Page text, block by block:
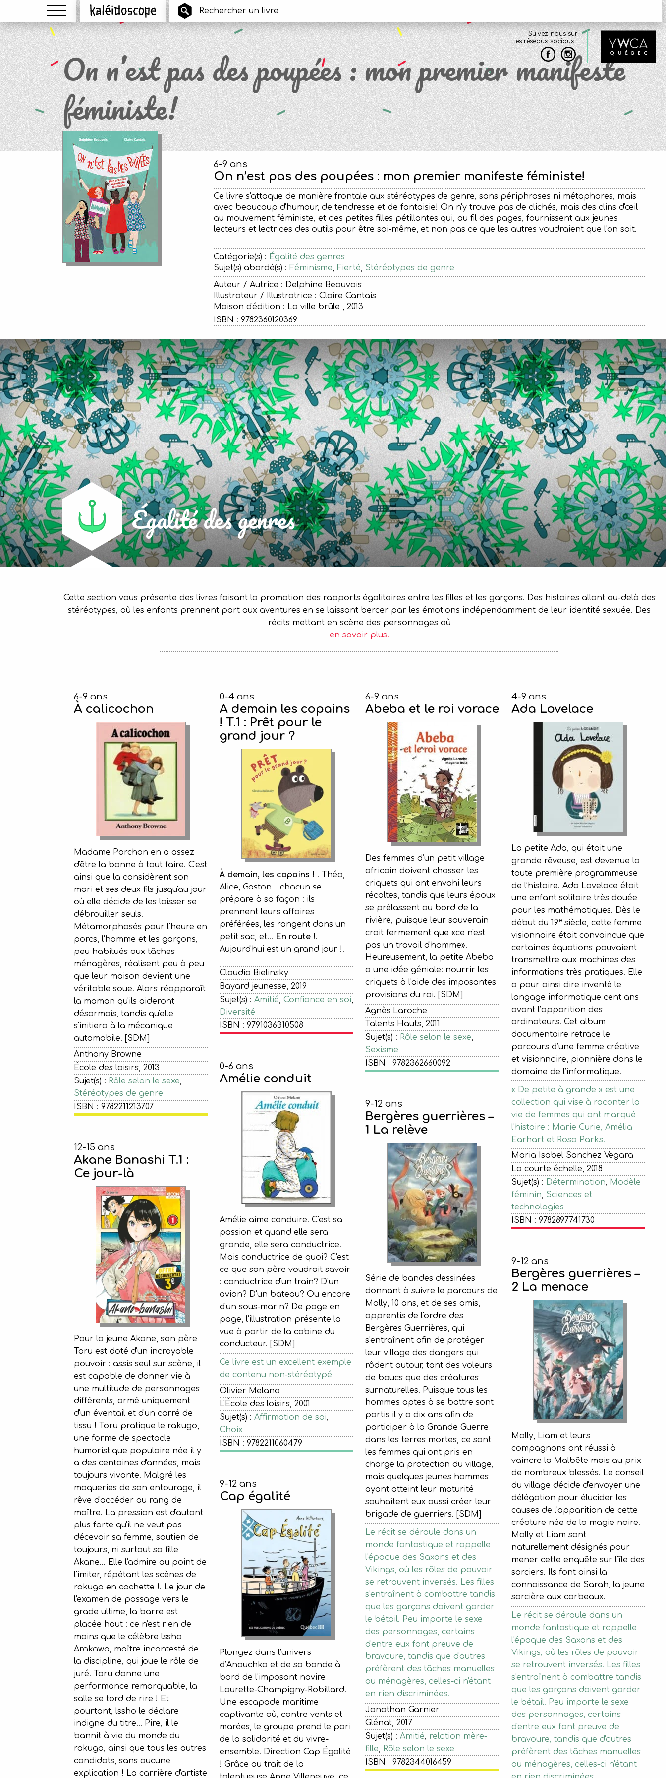
Menu Kaléidoscope
Suivez-nous sur
les réseaux sociaux :
On n’est pas des poupées : mon premier manifeste
féministe!
6-9 ans
On n’est pas des poupées : mon premier manifeste féministe!
Ce livre s'attaque de manière frontale aux stéréotypes de genre, sans périphrases ni métaphores, mais
avec beaucoup d'humour, de tendresse et de fantaisie! On n'y trouve pas de clichés, mais des clins d'œil
au mouvement féministe, et des petites filles pétillantes qui, au fil des pages, fournissent aux jeunes
lecteurs et lectrices des outils pour être soi-même, et non pas ce que les autres voudraient que l'on soit.
Catégorie(s) : Égalité des genres
Sujet(s) abordé(s) : Féminisme, Fierté, Stéréotypes de genre
Auteur / Autrice : Delphine Beauvois
Illustrateur / Illustratrice : Claire Cantais
Maison d'édition : La ville brûle , 2013
ISBN : 9782360120369
Égalité des genres
Cette section vous présente des livres faisant la promotion des rapports égalitaires entre les filles et les garçons. Des histoires allant au-delà des
stéréotypes, où les enfants prennent part aux aventures en se laissant bercer par les émotions indépendamment de leur identité sexuée. Des
récits mettant en scène des personnages où
en savoir plus.
6-9 ans
À calicochon
Madame Porchon en a assez
d'être la bonne à tout faire. C'est
ainsi que la considèrent son
mari et ses deux fils jusqu'au jour
où elle décide de les laisser se
débrouiller seuls.
Métamorphosés pour l'heure en
porcs, l'homme et les garçons,
peu habitués aux tâches
ménagères, réalisent peu à peu
que leur maison devient une
véritable soue. Alors réapparaît
la maman qu'ils aideront
désormais, tandis qu'elle
s'initiera à la mécanique
automobile. [SDM]
Anthony Browne
École des loisirs, 2013
Sujet(s) : Rôle selon le sexe,
Stéréotypes de genre
ISBN : 9782211213707
0-4 ans
A demain les copains
! T.1 : Prêt pour le
grand jour ?
À demain, les copains ! . Théo,
Alice, Gaston... chacun se
prépare à sa façon : ils
prennent leurs affaires
préférées, les rangent dans un
petit sac, et... En route!.
Aujourd'hui est un grand jour !.
Claudia Bielinsky
Bayard jeunesse, 2019
Sujet(s) : Amitié, Confiance en soi,
Diversité
ISBN : 9791036310508
6-9 ans
Abeba et le roi vorace
Des femmes d’un petit village
africain doivent chasser les
criquets qui ont envahi leurs
récoltes, tandis que leurs époux
se prélassent au bord de la
rivière, puisque leur souverain
croit fermement que «ce n'est
pas un travail d'homme».
Heureusement, la petite Abeba
a une idée géniale: nourrir les
criquets à l'aide des imposantes
provisions du roi. [SDM]
Agnès Laroche
Talents Hauts, 2011
Sujet(s) : Rôle selon le sexe,
Sexisme
ISBN : 9782362660092
4-9 ans
Ada Lovelace
La petite Ada, qui était une
grande rêveuse, est devenue la
toute première programmeuse
de l’histoire. Ada Lovelace était
une enfant solitaire très douée
pour les mathématiques. Dès le
début du 19esiècle, cette femme
visionnaire était convaincue que
certaines équations pouvaient
transmettre aux machines des
informations très pratiques. Elle
a pour ainsi dire inventé le
langage informatique cent ans
avant l’apparition des
ordinateurs. Cet album
documentaire retrace le
parcours d’une femme créative
et visionnaire, pionnière dans le
domaine de l’informatique.
« De petite à grande » est une
collection qui vise à raconter la
vie de femmes qui ont marqué
l'histoire : Marie Curie, Amélia
Earhart et Rosa Parks.
Maria Isabel Sanchez Vegara
La courte échelle, 2018
Sujet(s) : Détermination, Modèle
féminin, Sciences et
technologies
ISBN : 9782897741730
12-15 ans
Akane Banashi T.1 :
Ce jour-là
Pour la jeune Akane, son père
Toru est doté d'un incroyable
pouvoir : assis seul sur scène, il
est capable de donner vie à
une multitude de personnages
différents, armé uniquement
d'un éventail et d'un carré de
tissu ! Toru pratique le rakugo,
une forme de spectacle
humoristique populaire née il y
a des centaines d'années, mais
toujours vivante. Malgré les
moqueries de son entourage, il
rêve d'accéder au rang de
maître. La pression est d'autant
plus forte qu'il ne veut pas
décevoir sa femme, soutien de
toujours, ni surtout sa fille
Akane... Elle l'admire au point de
l'imiter, répétant les scènes de
rakugo en cachette !. Le jour de
l'examen de passage vers le
grade ultime, la barre est
placée haut : ce n'est rien de
moins que le célèbre lssho
Arakawa, maître incontesté de
la discipline, qui joue le rôle de
juré. Toru donne une
performance remarquable, la
salle se tord de rire ! Et
pourtant, lssho le déclare
indigne du titre... Pire, il le
bannit à vie du monde du
rakugo, ainsi que tous les autres
candidats, sans aucune
explication ! La carrière d'artiste
0-6 ans
Amélie conduit
Amélie aime conduire. C'est sa
passion et quand elle sera
grande, elle sera conductrice.
Mais conductrice de quoi? C'est
ce que son père voudrait savoir
: conductrice d'un train? D'un
avion? D'un bateau? Ou encore
d'un sous-marin? De page en
page, l'illustration présente la
vue à partir de la cabine du
conducteur. [SDM]
Ce livre est un excellent exemple
de contenu non-stéréotypé.
Olivier Melano
L'École des loisirs, 2001
Sujet(s) : Affirmation de soi,
Choix
ISBN : 9782211060479
9-12 ans
Bergères guerrières –
1 La relève
Série de bandes dessinées
donnant à suivre le parcours de
Molly, 10 ans, et de ses amis,
apprentis de l'ordre des
Bergères Guerrières, qui
s'entraînent afin de protéger
leur village des dangers qui
rôdent autour, tant des voleurs
de boucs que des créatures
surnaturelles. Puisque tous les
hommes aptes à se battre sont
partis il y a dix ans afin de
participer à la Grande Guerre
dans les terres mortes, ce sont
les femmes qui ont pris en
charge la protection du village,
mais quelques jeunes hommes
ayant atteint leur maturité
souhaitent eux aussi créer leur
brigade de guerriers. [SDM]
Le récit se déroule dans un
monde fantastique et rappelle
l'époque des Saxons et des
Vikings, où les rôles de pouvoir
se retrouvent inversés. Les filles
s'entraînent à combattre tandis
que les garçons doivent garder
le bétail. Peu importe le sexe
des personnages, certains
d'entre eux font preuve de
bravoure, tandis que d'autres
préfèrent des tâches manuelles
ou ménagères, celles-ci n'étant
en rien discriminées.
Jonathan Garnier
Glénat, 2017
Sujet(s) : Amitié, relation mère-
fille, Rôle selon le sexe
ISBN : 9782344016459
9-12 ans
Bergères guerrières –
2 La menace
Molly, Liam et leurs
compagnons ont réussi à
vaincre la Malbête mais au prix
de nombreux blessés. Le conseil
du village décide d'envoyer une
délégation pour élucider les
causes de l'apparition de cette
créature née de la magie noire.
Molly et Liam sont
naturellement désignés pour
mener cette enquête sur l'île des
sorciers. Ils font ainsi la
connaissance de Sarah, la jeune
sorcière aux corbeaux.
Le récit se déroule dans un
monde fantastique et rappelle
l'époque des Saxons et des
Vikings, où les rôles de pouvoir
se retrouvent inversés. Les filles
s'entraînent à combattre tandis
que les garçons doivent garder
le bétail. Peu importe le sexe
des personnages, certains
d'entre eux font preuve de
bravoure, tandis que d'autres
préfèrent des tâches manuelles
ou ménagères, celles-ci n'étant
9-12 ans
Cap égalité
Plongez dans l’univers
d’Anouchka et de sa bande à
bord de l’imposant navire
Laurette-Champigny-Robillard.
Une escapade maritime
captivante où, contre vents et
marées, le groupe prend le pari
de la solidarité et du vivre-
ensemble. Direction Cap Égalité
! Grâce au trait de la